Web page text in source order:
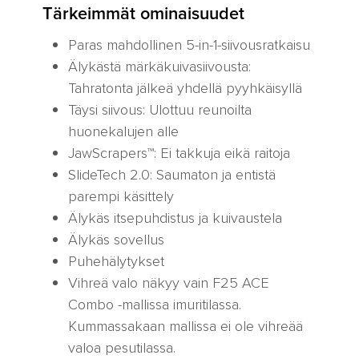
Tärkeimmät ominaisuudet
Paras mahdollinen 5-in-1-siivousratkaisu
Älykästä märkäkuivasiivousta:
Tahratonta jälkeä yhdellä pyyhkäisyllä
Täysi siivous: Ulottuu reunoilta
huonekalujen alle
JawScrapers™: Ei takkuja eikä raitoja
SlideTech 2.0: Saumaton ja entistä
parempi käsittely
Älykäs itsepuhdistus ja kuivaustela
Älykäs sovellus
Puhehälytykset
Vihreä valo näkyy vain F25 ACE
Combo -mallissa imuritilassa.
Kummassakaan mallissa ei ole vihreää
valoa pesutilassa.